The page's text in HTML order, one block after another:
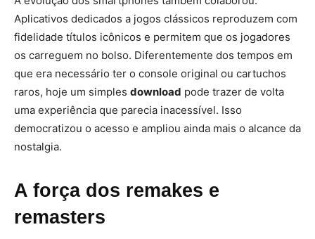
Aplicativos dedicados a jogos clássicos reproduzem com
fidelidade títulos icônicos e permitem que os jogadores
os carreguem no bolso. Diferentemente dos tempos em
que era necessário ter o console original ou cartuchos
raros, hoje um simples download pode trazer de volta
uma experiência que parecia inacessível. Isso
democratizou o acesso e ampliou ainda mais o alcance da
nostalgia.
A força dos remakes e
remasters